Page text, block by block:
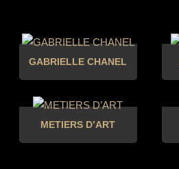
GABRIELLE CHANEL
METIERS D’ART